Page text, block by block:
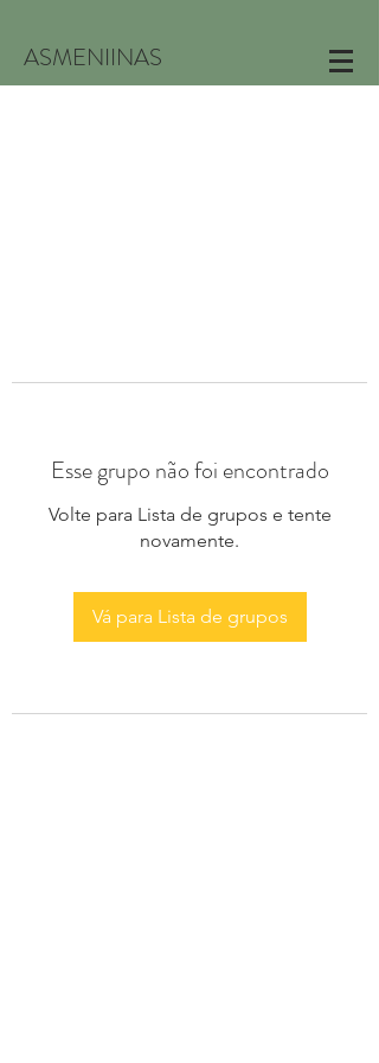
ASMENIINAS
Esse grupo não foi encontrado
Volte para Lista de grupos e tente
novamente.
Vá para Lista de grupos